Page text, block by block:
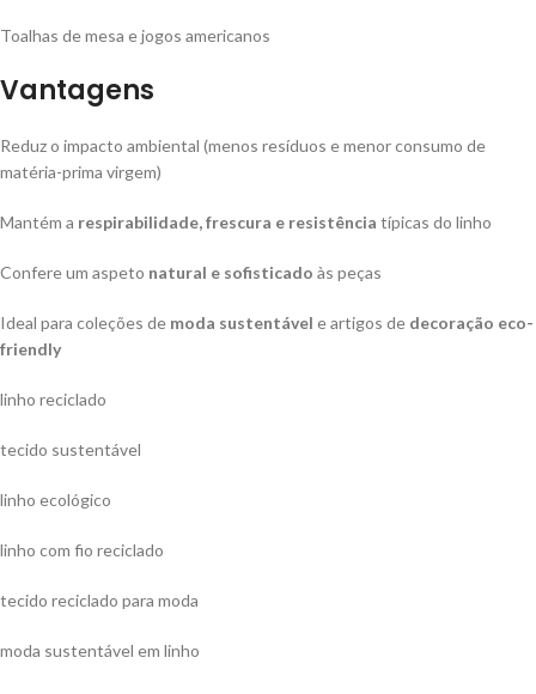
Toalhas de mesa e jogos americanos
Vantagens
Reduz o impacto ambiental (menos resíduos e menor consumo de
matéria-prima virgem)
Mantém a respirabilidade, frescura e resistência típicas do linho
Confere um aspeto natural e sofisticado às peças
Ideal para coleções de moda sustentável e artigos de decoração eco-
friendly
linho reciclado
tecido sustentável
linho ecológico
linho com fio reciclado
tecido reciclado para moda
moda sustentável em linho